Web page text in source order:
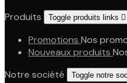
Produits Toggle produits links 
Promotions Nos
Nouveaux produits
Notre société
Toggle notre